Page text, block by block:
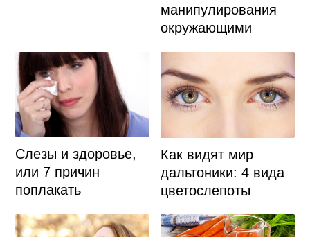
манипулирования
окружающими
Слезы и здоровье,
или 7 причин
поплакать
Как видят мир
дальтоники: 4 вида
цветослепоты